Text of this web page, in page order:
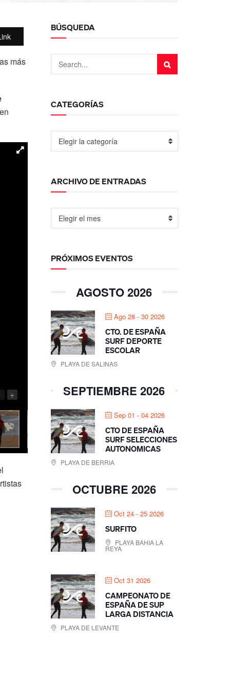
más
+
BÚSQUEDA
CATEGORÍAS
Elegir la categoría
ARCHIVO DE ENTRADAS
Elegir el mes
PRÓXIMOS EVENTOS
AGOSTO 2026
Ago 28 - 30 2026
CTO. DE ESPAÑA
SURF DEPORTE
ESCOLAR
PLAYA DE SALINAS
SEPTIEMBRE 2026
Sep 01 - 04 2026
CTO DE ESPAÑA
SURF SELECCIONES
AUTONOMICAS
PLAYA DE BERRIA
OCTUBRE 2026
Oct 24 - 25 2026
SURFITO
PLAYA BAHIA LA
REYA
Oct 31 2026
CAMPEONATO DE
ESPAÑA DE SUP
LARGA DISTANCIA
PLAYA DE LEVANTE